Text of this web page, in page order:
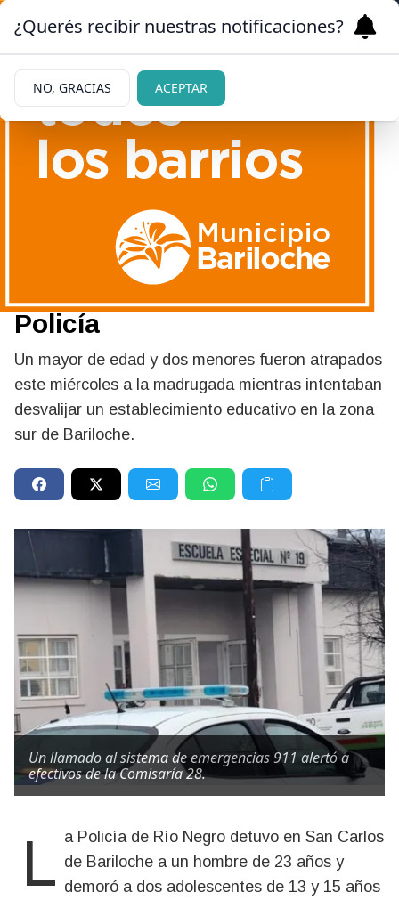
Intentaban robar en la
escuela Especial N°19:
fueron sorprendidos por la
Policía
Un mayor de edad y dos menores fueron atrapados
este miércoles a la madrugada mientras intentaban
desvalijar un establecimiento educativo en la zona
sur de Bariloche.
Un llamado al sistema de emergencias 911 alertó a
efectivos de la Comisaría 28.
La Policía de Río Negro detuvo en San Carlos de Bariloche a un hombre de 23 años y
demoró a dos adolescentes de 13 y 15 años
¿Querés recibir nuestras notificaciones?
NO, GRACIAS ACEPTAR